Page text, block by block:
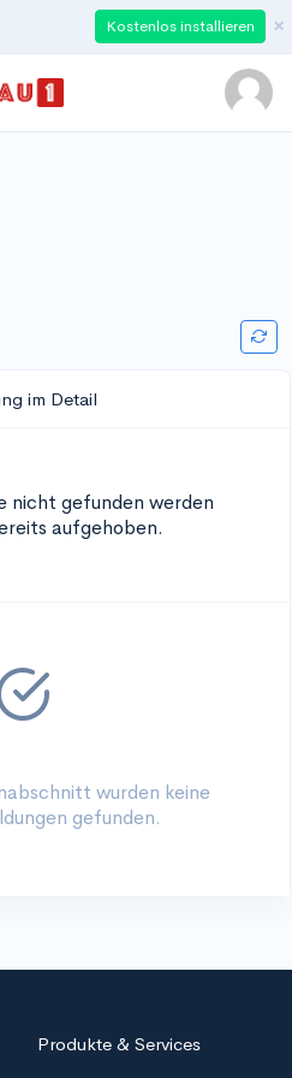
Kostenlos installieren ×
im Detail
nicht gefunden werden
aufgehoben.
wurden keine
gefunden.
Produkte & Services